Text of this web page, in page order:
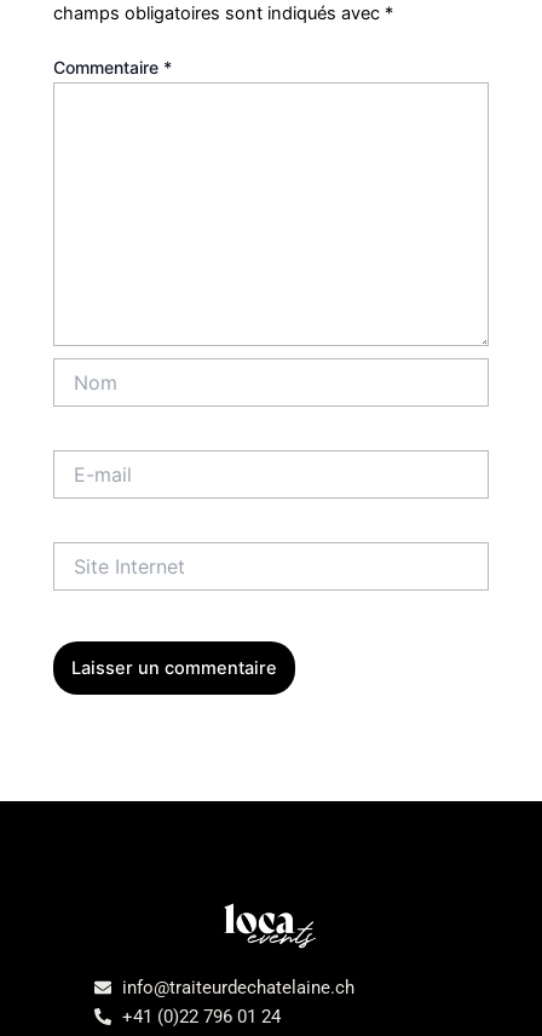
champs obligatoires sont indiqués avec *
Commentaire *
mail
Internet
info@traiteurdechatelaine.ch
+41 (0)22 796 01 24